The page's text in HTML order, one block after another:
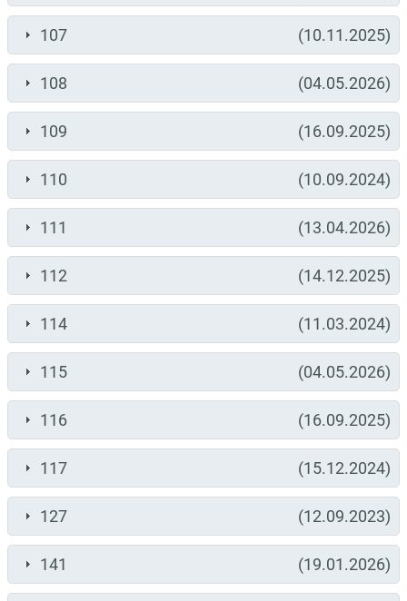
107 (10.11.2025)
108 (04.05.2026)
109 (16.09.2025)
110 (10.09.2024)
111 (13.04.2026)
112 (14.12.2025)
114 (11.03.2024)
115 (04.05.2026)
116 (16.09.2025)
117 (15.12.2024)
127 (12.09.2023)
141 (19.01.2026)